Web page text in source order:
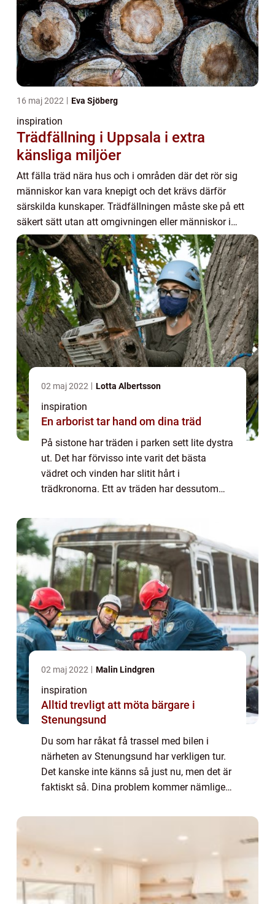
16 maj 2022 Eva Sjöberg
inspiration
Trädfällning i Uppsala i extra
känsliga miljöer
Att fälla träd nära hus och i områden där det rör sig
människor kan vara knepigt och det krävs därför
särskilda kunskaper. Trädfällningen måste ske på ett
säkert sätt utan att omgivningen eller människor i
närheten skadas. Därför måste man inför fäll...
02 maj 2022 Lotta Albertsson
inspiration
En arborist tar hand om dina träd
På sistone har träden i parken sett lite dystra
ut. Det har förvisso inte varit det bästa
vädret och vinden har slitit hårt i
trädkronorna. Ett av träden har dessutom
kafét i parken oroar sig för att det när...
02 maj 2022 Malin Lindgren
inspiration
Alltid trevligt att möta bärgare i
Stenungsund
Du som har råkat få trassel med bilen i
närheten av Stenungsund har verkligen tur.
Det kanske inte känns så just nu, men det är
faktiskt så. Dina problem kommer nämligen
det finns riktigt bra bärgare i Stenu...